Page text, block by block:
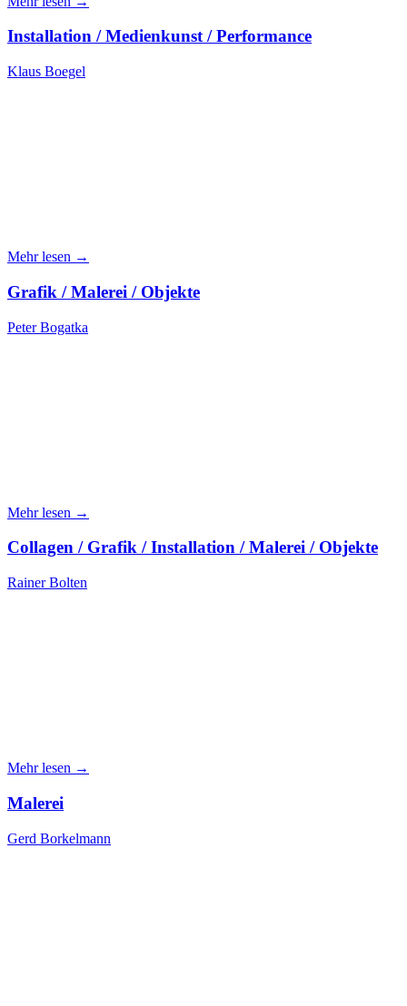
Installation / Medienkunst / Performance
Klaus Boegel
Mehr lesen →
Grafik / Malerei / Objekte
Peter Bogatka
Mehr lesen →
Collagen / Grafik / Installation / Malerei / Objekte
Rainer Bolten
Mehr lesen →
Malerei
Gerd Borkelmann